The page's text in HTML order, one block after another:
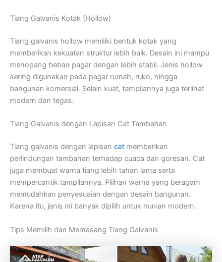
Tiang Galvanis Kotak (Hollow)
Tiang galvanis hollow memiliki bentuk kotak yang
memberikan kekuatan struktur lebih baik. Desain ini mampu
menopang beban pagar dengan lebih stabil. Jenis hollow
sering digunakan pada pagar rumah, ruko, hingga
bangunan komersial. Selain kuat, tampilannya juga terlihat
modern dan tegas.
Tiang Galvanis dengan Lapisan Cat Tambahan
Tiang galvanis dengan lapisan cat memberikan
perlindungan tambahan terhadap cuaca dan goresan. Cat
juga membuat warna tiang lebih tahan lama serta
mempercantik tampilannya. Pilihan warna yang beragam
memudahkan penyesuaian dengan desain bangunan.
Karena itu, jenis ini banyak dipilih untuk hunian modern.
Tips Memilih dan Memasang Tiang Galvanis